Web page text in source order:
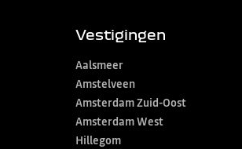
Vestigingen
Aalsmeer
Amstelveen
Amsterdam Zuid-Oost
Amsterdam West
Hillegom